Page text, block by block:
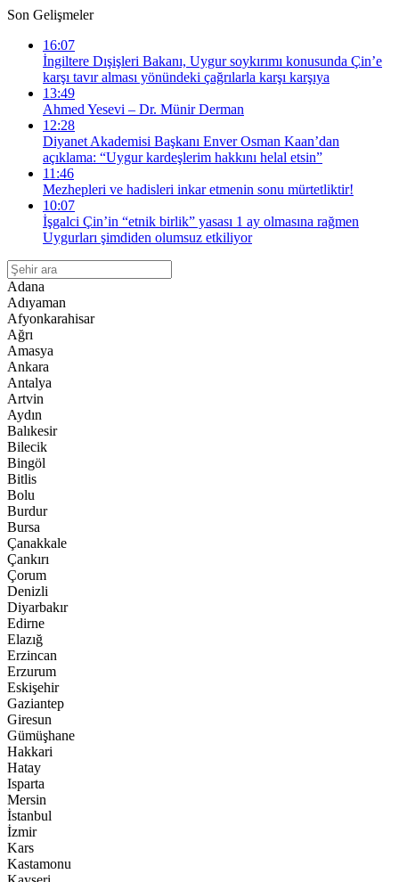
Son Gelişmeler
16:07
İngiltere Dışişleri Bakanı, Uygur soykırımı konusunda Çin’e
karşı tavır alması yönündeki çağrılarla karşı karşıya
13:49
Ahmed Yesevi – Dr. Münir Derman
12:28
Diyanet Akademisi Başkanı Enver Osman Kaan’dan
açıklama: “Uygur kardeşlerim hakkını helal etsin”
11:46
Mezhepleri ve hadisleri inkar etmenin sonu mürtetliktir!
10:07
İşgalci Çin’in “etnik birlik” yasası 1 ay olmasına rağmen
Uygurları şimdiden olumsuz etkiliyor
Adana
Adıyaman
Afyonkarahisar
Ağrı
Amasya
Ankara
Antalya
Artvin
Aydın
Balıkesir
Bilecik
Bingöl
Bitlis
Bolu
Burdur
Bursa
Çanakkale
Çankırı
Çorum
Denizli
Diyarbakır
Edirne
Elazığ
Erzincan
Erzurum
Eskişehir
Gaziantep
Giresun
Gümüşhane
Hakkari
Hatay
Isparta
Mersin
İstanbul
İzmir
Kars
Kastamonu